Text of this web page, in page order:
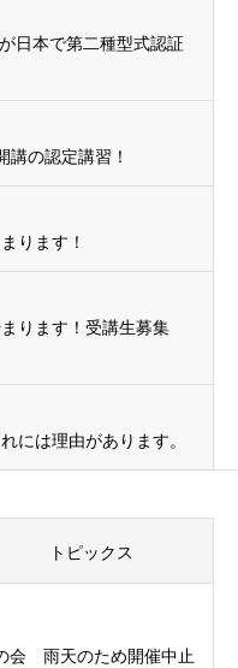
日本で第二種型式認証
の認定講習！
ります！
ります！受講生募集
には理由があります。
トピックス
会 雨天のため開催中止